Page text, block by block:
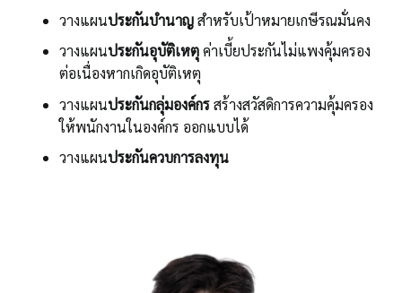
วางแผนประกันบำนาญสำหรับเป้าหมายเกษีรณมั่นคง
วางแผนประกันอุบัติเหตุค่าเบี้ยประกันไม่แพงคุ้มครอง
ต่อเนื่องหากเกิดอุบัติเหตุ
วางแผนประกันกลุ่มองค์กรสร้างสวัสดิการความคุ้มครอง
ให้พนักงานในองค์กร ออกแบบได้
วางแผนประกันควบการลงทุน